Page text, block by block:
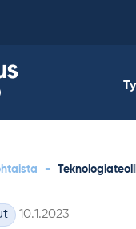
-
Kirjoitettu
10.1.2023